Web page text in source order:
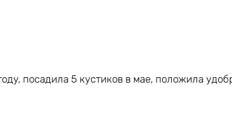
посадила 5 кустиков в мае, положила